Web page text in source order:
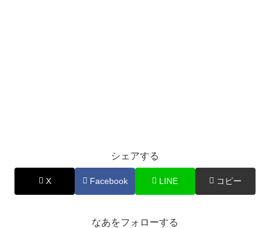
シェアする
X Facebook LINE コピー
なあをフォローする